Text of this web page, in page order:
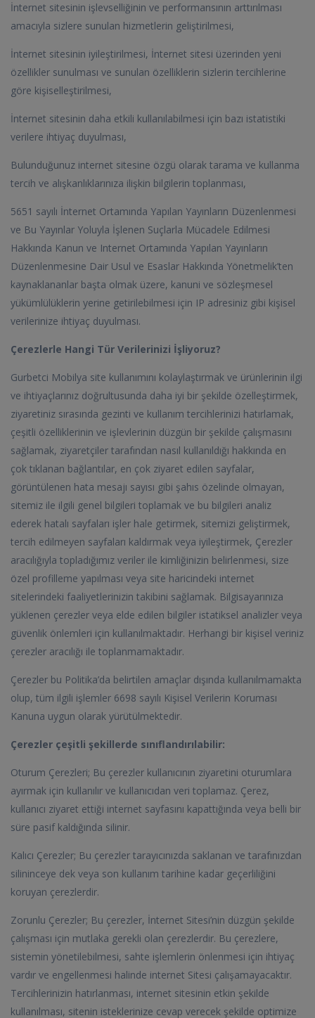
İnternet sitesinin işlevselliğinin ve performansının arttırılması
amacıyla sizlere sunulan hizmetlerin geliştirilmesi,
İnternet sitesinin iyileştirilmesi, İnternet sitesi üzerinden yeni
özellikler sunulması ve sunulan özelliklerin sizlerin tercihlerine
göre kişiselleştirilmesi,
İnternet sitesinin daha etkili kullanılabilmesi için bazı istatistiki
verilere ihtiyaç duyulması,
Bulunduğunuz internet sitesine özgü olarak tarama ve kullanma
tercih ve alışkanlıklarınıza ilişkin bilgilerin toplanması,
5651 sayılı İnternet Ortamında Yapılan Yayınların Düzenlenmesi
ve Bu Yayınlar Yoluyla İşlenen Suçlarla Mücadele Edilmesi
Hakkında Kanun ve Internet Ortamında Yapılan Yayınların
Düzenlenmesine Dair Usul ve Esaslar Hakkında Yönetmelik’ten
kaynaklananlar başta olmak üzere, kanuni ve sözleşmesel
yükümlülüklerin yerine getirilebilmesi için IP adresiniz gibi kişisel
verilerinize ihtiyaç duyulması.
Çerezlerle Hangi Tür Verilerinizi İşliyoruz?
Gurbetci Mobilya site kullanımını kolaylaştırmak ve ürünlerinin ilgi
ve ihtiyaçlarınız doğrultusunda daha iyi bir şekilde özelleştirmek,
ziyaretiniz sırasında gezinti ve kullanım tercihlerinizi hatırlamak,
çeşitli özelliklerinin ve işlevlerinin düzgün bir şekilde çalışmasını
sağlamak, ziyaretçiler tarafından nasıl kullanıldığı hakkında en
çok tıklanan bağlantılar, en çok ziyaret edilen sayfalar,
görüntülenen hata mesajı sayısı gibi şahıs özelinde olmayan,
sitemiz ile ilgili genel bilgileri toplamak ve bu bilgileri analiz
ederek hatalı sayfaları işler hale getirmek, sitemizi geliştirmek,
tercih edilmeyen sayfaları kaldırmak veya iyileştirmek, Çerezler
aracılığıyla topladığımız veriler ile kimliğinizin belirlenmesi, size
özel profilleme yapılması veya site haricindeki internet
sitelerindeki faaliyetlerinizin takibini sağlamak. Bilgisayarınıza
yüklenen çerezler veya elde edilen bilgiler istatiksel analizler veya
güvenlik önlemleri için kullanılmaktadır. Herhangi bir kişisel veriniz
çerezler aracılığı ile toplanmamaktadır.
Çerezler bu Politika’da belirtilen amaçlar dışında kullanılmamakta
olup, tüm ilgili işlemler 6698 sayılı Kişisel Verilerin Koruması
Kanuna uygun olarak yürütülmektedir.
Çerezler çeşitli şekillerde sınıflandırılabilir:
Oturum Çerezleri; Bu çerezler kullanıcının ziyaretini oturumlara
ayırmak için kullanılır ve kullanıcıdan veri toplamaz. Çerez,
kullanıcı ziyaret ettiği internet sayfasını kapattığında veya belli bir
süre pasif kaldığında silinir.
Kalıcı Çerezler; Bu çerezler tarayıcınızda saklanan ve tarafınızdan
silininceye dek veya son kullanım tarihine kadar geçerliliğini
koruyan çerezlerdir.
Zorunlu Çerezler; Bu çerezler, İnternet Sitesi’nin düzgün şekilde
çalışması için mutlaka gerekli olan çerezlerdir. Bu çerezlere,
sistemin yönetilebilmesi, sahte işlemlerin önlenmesi için ihtiyaç
vardır ve engellenmesi halinde internet Sitesi çalışamayacaktır.
Tercihlerinizin hatırlanması, internet sitesinin etkin şekilde
kullanılması, sitenin isteklerinize cevap verecek şekilde optimize